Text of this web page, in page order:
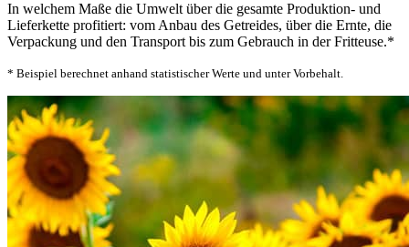
In welchem Maße die Umwelt über die gesamte Produktion- und
Lieferkette profitiert: vom Anbau des Getreides, über die Ernte, die
Verpackung und den Transport bis zum Gebrauch in der Fritteuse.*
* Beispiel berechnet anhand statistischer Werte und unter Vorbehalt.